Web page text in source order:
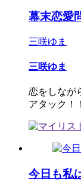
幕末恋愛
三咲ゆま
三咲ゆま
恋をしなが
アタック！！
今日も私